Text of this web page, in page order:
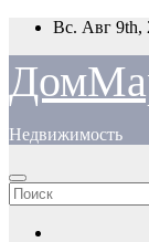
Перейти
содержимому
Вс. Авг 9th,
Недвижимость